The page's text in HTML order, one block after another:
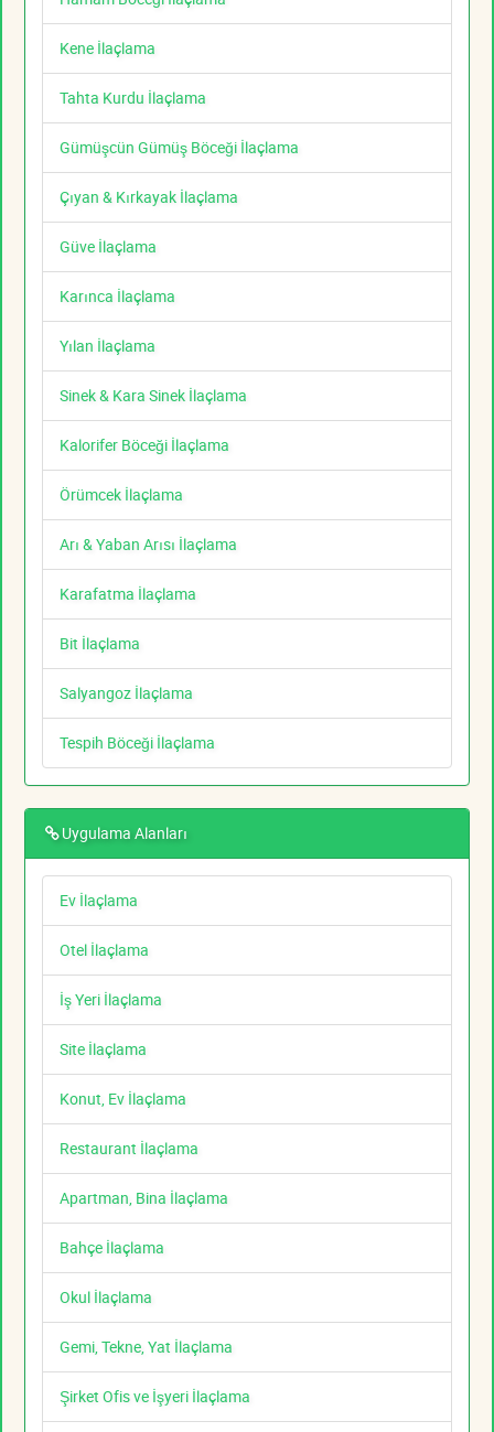
Kene İlaçlama
Tahta Kurdu İlaçlama
Gümüşcün Gümüş Böceği İlaçlama
Çıyan & Kırkayak İlaçlama
Güve İlaçlama
Karınca İlaçlama
Yılan İlaçlama
Sinek & Kara Sinek İlaçlama
Kalorifer Böceği İlaçlama
Örümcek İlaçlama
Arı & Yaban Arısı İlaçlama
Karafatma İlaçlama
Bit İlaçlama
Salyangoz İlaçlama
Tespih Böceği İlaçlama
Uygulama Alanları
Ev İlaçlama
Otel İlaçlama
İş Yeri İlaçlama
Site İlaçlama
Konut, Ev İlaçlama
Restaurant İlaçlama
Apartman, Bina İlaçlama
Bahçe İlaçlama
Okul İlaçlama
Gemi, Tekne, Yat İlaçlama
Şirket Ofis ve İşyeri İlaçlama